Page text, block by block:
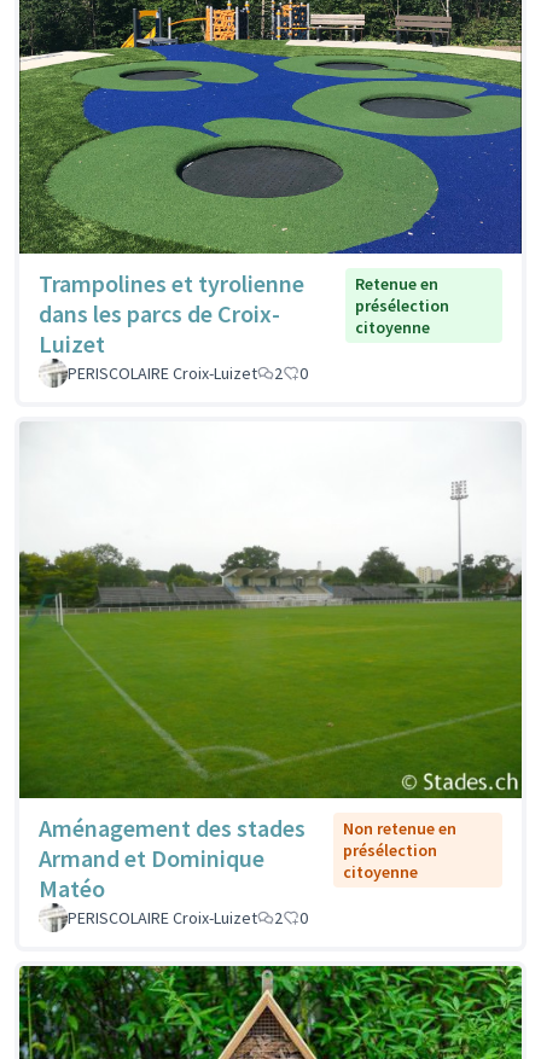
Trampolines et tyrolienne
dans les parcs de Croix-
Luizet
Retenue en
présélection
citoyenne
PERISCOLAIRE Croix-Luizet 2 0
Aménagement des stades
Armand et Dominique
Matéo
Non retenue en
présélection
citoyenne
PERISCOLAIRE Croix-Luizet 2 0